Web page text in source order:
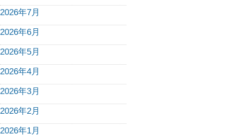
2026年7月
2026年6月
2026年5月
2026年4月
2026年3月
2026年2月
2026年1月